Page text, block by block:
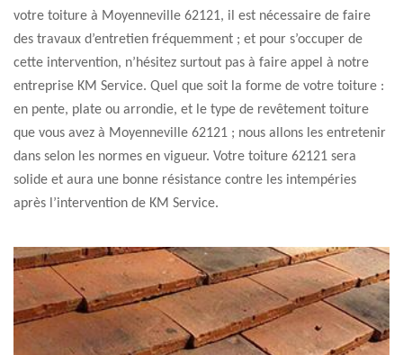
votre toiture à Moyenneville 62121, il est nécessaire de faire
des travaux d’entretien fréquemment ; et pour s’occuper de
cette intervention, n’hésitez surtout pas à faire appel à notre
entreprise KM Service. Quel que soit la forme de votre toiture :
en pente, plate ou arrondie, et le type de revêtement toiture
que vous avez à Moyenneville 62121 ; nous allons les entretenir
dans selon les normes en vigueur. Votre toiture 62121 sera
solide et aura une bonne résistance contre les intempéries
après l’intervention de KM Service.